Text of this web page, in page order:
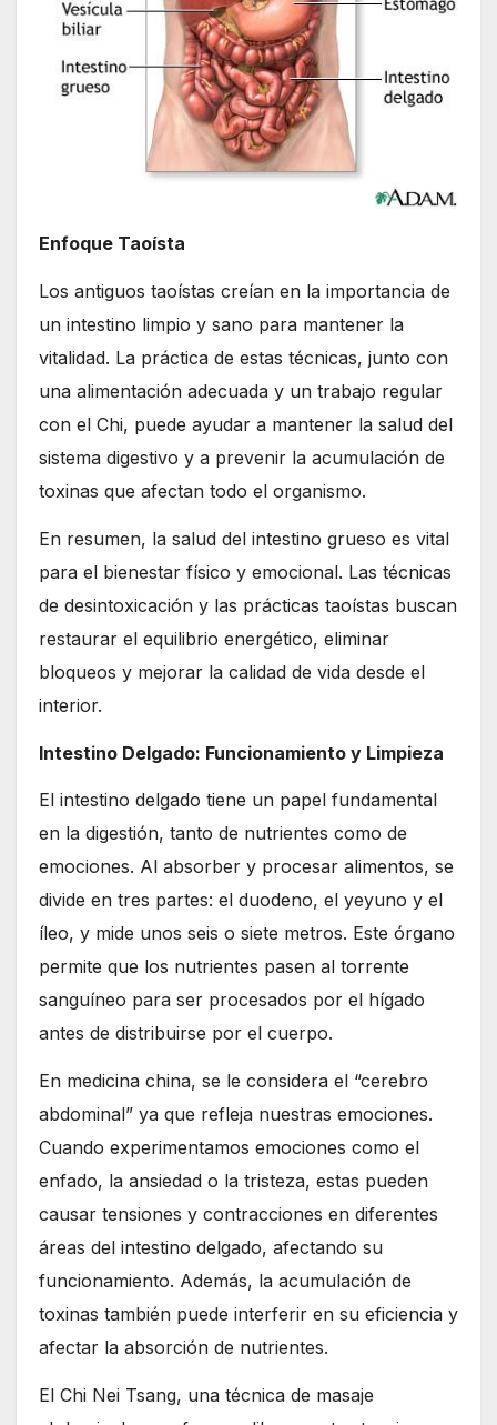
Enfoque Taoísta
Los antiguos taoístas creían en la importancia de
un intestino limpio y sano para mantener la
vitalidad. La práctica de estas técnicas, junto con
una alimentación adecuada y un trabajo regular
con el Chi, puede ayudar a mantener la salud del
sistema digestivo y a prevenir la acumulación de
toxinas que afectan todo el organismo.
En resumen, la salud del intestino grueso es vital
para el bienestar físico y emocional. Las técnicas
de desintoxicación y las prácticas taoístas buscan
restaurar el equilibrio energético, eliminar
bloqueos y mejorar la calidad de vida desde el
interior.
Intestino Delgado: Funcionamiento y Limpieza
El intestino delgado tiene un papel fundamental
en la digestión, tanto de nutrientes como de
emociones. Al absorber y procesar alimentos, se
divide en tres partes: el duodeno, el yeyuno y el
íleo, y mide unos seis o siete metros. Este órgano
permite que los nutrientes pasen al torrente
sanguíneo para ser procesados por el hígado
antes de distribuirse por el cuerpo.
En medicina china, se le considera el “cerebro
abdominal” ya que refleja nuestras emociones.
Cuando experimentamos emociones como el
enfado, la ansiedad o la tristeza, estas pueden
causar tensiones y contracciones en diferentes
áreas del intestino delgado, afectando su
funcionamiento. Además, la acumulación de
toxinas también puede interferir en su eficiencia y
afectar la absorción de nutrientes.
El Chi Nei Tsang, una técnica de masaje